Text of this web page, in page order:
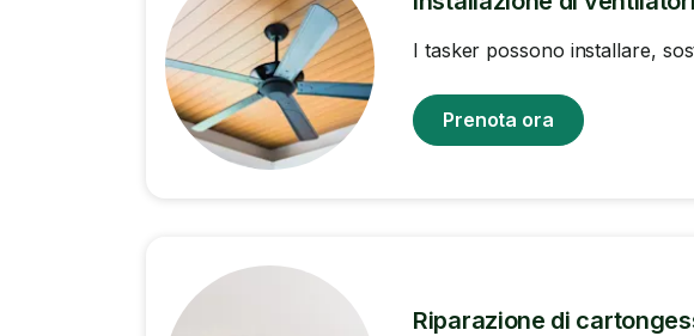
I tasker possono installare,
Prenota ora
Riparazione di